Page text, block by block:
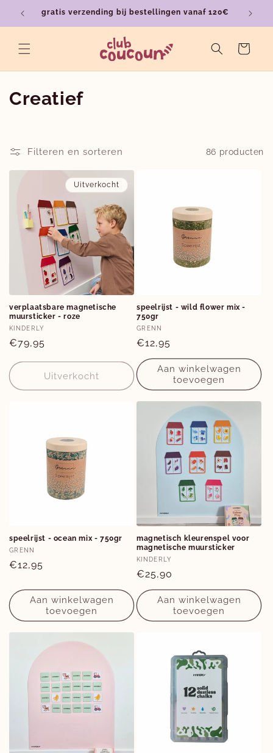
naar de
content
gratis verzending bij bestellingen vanaf 120€
Winkelwagen
C
l
l
:
Creatief
Filteren en sorteren 86 producten
Uitverkocht
verplaatsbare magnetische
muursticker - roze
Verkoper:
KINDERLY
Normale
€79,95
Uitverkocht
speelrijst - wild flower mix -
750gr
Verkoper:
GRENN
Normale
prijs
€12,95
Aan winkelwagen
toevoegen
speelrijst - ocean mix - 750gr
Verkoper:
GRENN
Normale
€12,95
Aan winkelwagen
toevoegen
magnetisch kleurenspel voor
magnetische muursticker
Verkoper:
KINDERLY
Normale
prijs
€25,90
Aan winkelwagen
toevoegen